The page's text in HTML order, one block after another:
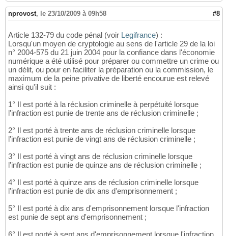
nprovost, le 23/10/2009 à 09h58 #8
Article 132-79 du code pénal (voir Legifrance) :
Lorsqu'un moyen de cryptologie au sens de l'article 29 de la loi
n° 2004-575 du 21 juin 2004 pour la confiance dans l'économie
numérique a été utilisé pour préparer ou commettre un crime ou
un délit, ou pour en faciliter la préparation ou la commission, le
maximum de la peine privative de liberté encourue est relevé
ainsi qu'il suit :
1° Il est porté à la réclusion criminelle à perpétuité lorsque
l'infraction est punie de trente ans de réclusion criminelle ;
2° Il est porté à trente ans de réclusion criminelle lorsque
l'infraction est punie de vingt ans de réclusion criminelle ;
3° Il est porté à vingt ans de réclusion criminelle lorsque
l'infraction est punie de quinze ans de réclusion criminelle ;
4° Il est porté à quinze ans de réclusion criminelle lorsque
l'infraction est punie de dix ans d'emprisonnement ;
5° Il est porté à dix ans d'emprisonnement lorsque l'infraction
est punie de sept ans d'emprisonnement ;
6° Il est porté à sept ans d'emprisonnement lorsque l'infraction